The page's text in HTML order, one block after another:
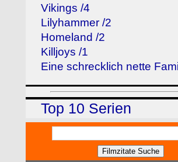
Vikings /4
Lilyhammer /2
Homeland /2
Killjoys /1
Eine schrecklich nette
Top 10 Serien